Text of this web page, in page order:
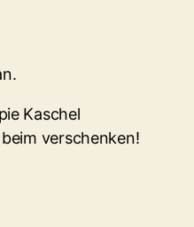
Kaschel
verschenken!